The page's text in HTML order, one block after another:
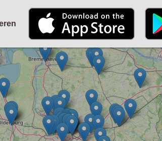
KALENDER PARTYFOTOS FÜR
ODERREGISTRIEREN